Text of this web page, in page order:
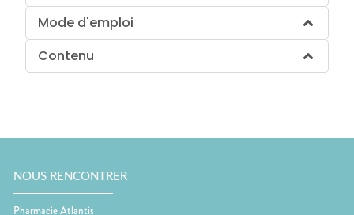
Mode d'emploi
Contenu
NOUS RENCONTRER
Pharmacie Atlantis